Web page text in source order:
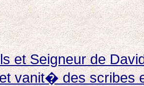
et Seigneur de
vanit� des scribes